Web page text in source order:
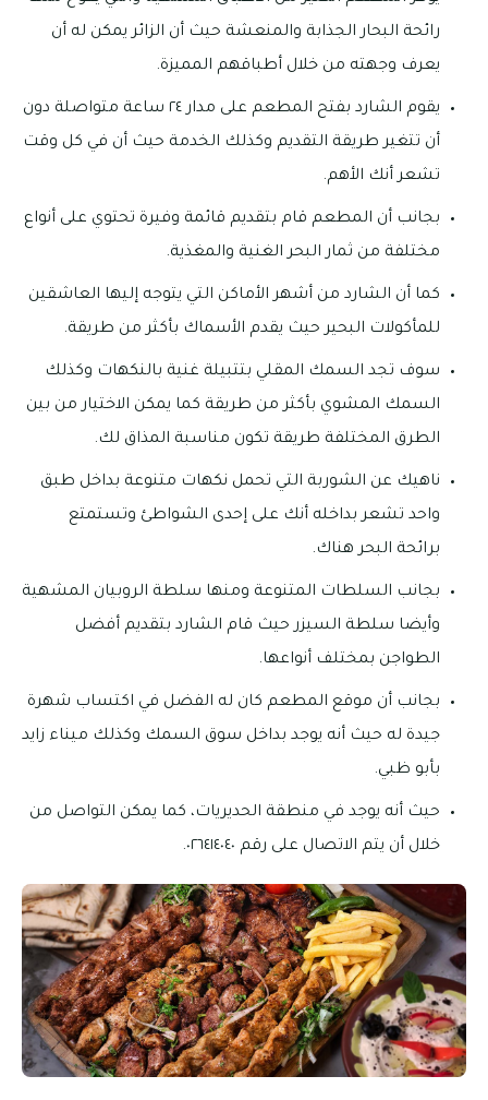
رائحة البحار الجذابة والمنعشة حيث أن الزائر يمكن له أن
يعرف وجهته من خلال أطباقهم المميزة.
يقوم الشارد بفتح المطعم على مدار ٢٤ ساعة متواصلة دون
أن تتغير طريقة التقديم وكذلك الخدمة حيث أن في كل وقت
تشعر أنك الأهم.
بجانب أن المطعم قام بتقديم قائمة وفيرة تحتوي على أنواع
مختلفة من ثمار البحر الغنية والمغذية.
كما أن الشارد من أشهر الأماكن التي يتوجه إليها العاشقين
للمأكولات البحير حيث يقدم الأسماك بأكثر من طريقة.
سوف تجد السمك المقلي بتتبيلة غنية بالنكهات وكذلك
السمك المشوي بأكثر من طريقة كما يمكن الاختيار من بين
الطرق المختلفة طريقة تكون مناسبة المذاق لك.
ناهيك عن الشوربة التي تحمل نكهات متنوعة بداخل طبق
واحد تشعر بداخله أنك على إحدى الشواطئ وتستمتع
برائحة البحر هناك.
بجانب السلطات المتنوعة ومنها سلطة الروبيان المشهية
وأيضا سلطة السيزر حيث قام الشارد بتقديم أفضل
الطواجن بمختلف أنواعها.
بجانب أن موقع المطعم كان له الفضل في اكتساب شهرة
جيدة له حيث أنه يوجد بداخل سوق السمك وكذلك ميناء زايد
بأبو ظبي.
حيث أنه يوجد في منطقة الحديريات، كما يمكن التواصل من
خلال أن يتم الاتصال على رقم ٠٢٦٤١٤٠٤٠.